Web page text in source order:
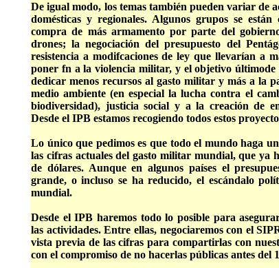
De igual modo, los temas también pueden variar de
domésticas y regionales. Algunos grupos se
compra de más armamento por parte del
drones; la negociación del presupuesto del
resistencia a modifcaciones de ley que llevarían a
poner fn a la violencia militar, y el objetivo últimode
dedicar menos recursos al gasto militar y más a la
medio ambiente (en especial la lucha contra el
biodiversidad), justicia social y a la creación de
Desde el IPB estamos recogiendo todos estos
Lo único que pedimos es que todo el mundo haga
las cifras actuales del gasto militar mundial, que ya
de dólares. Aunque en algunos países el
grande, o incluso se ha reducido, el escándalo
mundial.
Desde el IPB haremos todo lo posible para
las actividades. Entre ellas, negociaremos con el
vista previa de las cifras para compartirlas con
con el compromiso de no hacerlas públicas antes del